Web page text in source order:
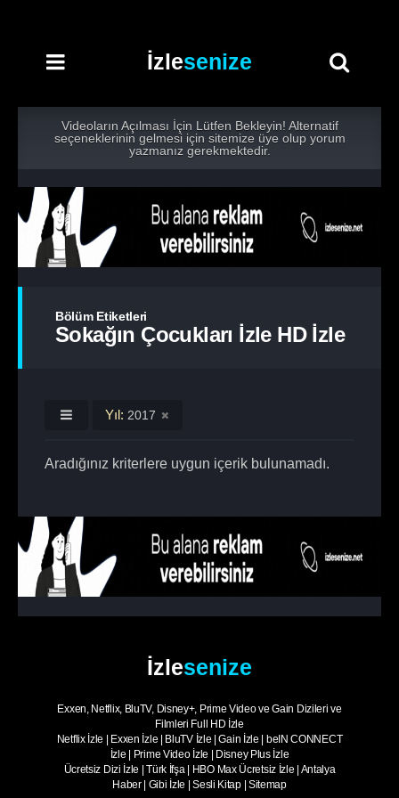
İzlesenize
Videoların Açılması İçin Lütfen Bekleyin! Alternatif
seçeneklerinin gelmesi için sitemize üye olup yorum
yazmanız gerekmektedir.
Bölüm Etiketleri
Sokağın Çocukları İzle HD İzle
Yıl: 2017
Aradığınız kriterlere uygun içerik bulunamadı.
İzlesenize
Exxen, Netflix, BluTV, Disney+, Prime Video ve Gain Dizileri ve
Filmleri Full HD İzle
Netflix İzle
Exxen İzle BluTV İzle |Gain İzle
beIN CONNECT
İzle
Prime Video İzle
Disney Plus İzle
Ücretsiz Dizi İzle |Türk İfşa| HBO Max Ücretsiz İzle Antalya
Haber| Gibi İzle |Sesli Kitap| Sitemap